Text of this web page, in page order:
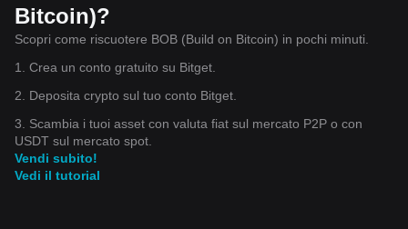
Bitcoin)?
Scopri come riscuotere BOB (Build on Bitcoin) in pochi minuti.
1. Crea un conto gratuito su Bitget.
2. Deposita crypto sul tuo conto Bitget.
3. Scambia i tuoi asset con valuta fiat sul mercato P2P o con
USDT sul mercato spot.
Vendi subito!
Vedi il tutorial